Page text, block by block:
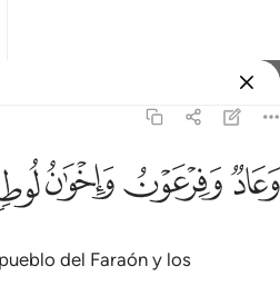
ﲳﲴﲵ
del Faraón y los